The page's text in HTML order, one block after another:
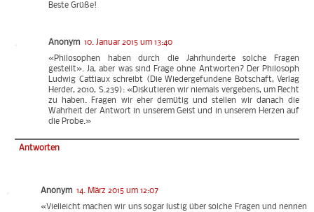
Beste Grüße!
Anonym 10. Januar 2015 um 13:40
«Philosophen haben durch die Jahrhunderte solche Fragen
gestellt». Ja, aber was sind Frage ohne Antworten? Der Philosoph
Ludwig Cattiaux schreibt (Die Wiedergefundene Botschaft, Verlag
Herder, 2010, S.239): «Diskutieren wir niemals vergebens, um Recht
zu haben. Fragen wir eher demütig und stellen wir danach die
Wahrheit der Antwort in unserem Geist und in unserem Herzen auf
die Probe.»
Antworten
Anonym 14. März 2015 um 12:07
«Vielleicht machen wir uns sogar lustig über solche Fragen und nennen